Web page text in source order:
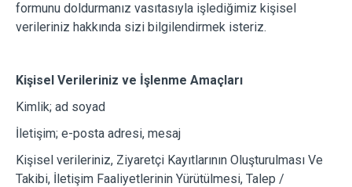
formunu doldurmanız vasıtasıyla işlediğimiz kişisel
verileriniz hakkında sizi bilgilendirmek isteriz.
Kişisel Verileriniz ve İşlenme Amaçları
Kimlik; ad soyad
İletişim; e-posta adresi, mesaj
Kişisel verileriniz, Ziyaretçi Kayıtlarının Oluşturulması Ve
Takibi, İletişim Faaliyetlerinin Yürütülmesi, Talep /